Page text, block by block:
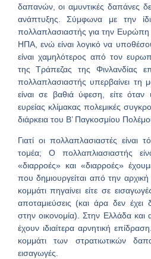
δαπανών, οι αμυντικές δαπάνες
ανάπτυξης. Σύμφωνα με την
πολλαπλασιαστής για την Ευρώπη
ΗΠΑ, ενώ είναι λογικό να
είναι χαμηλότερος από τον
της Τράπεζας της Φινλανδίας
πολλαπλασιαστής υπερβαίνει τη
είναι σε βαθιά ύφεση, είτε όταν
ευρείας κλίμακας πολεμικές
διάρκεια του Β’ Παγκοσμίου
Γιατί οι πολλαπλασιαστές είναι
τομέα; Ο πολλαπλιασιαστής
«διαρροές» και «διαρροές»
που δημιουργείται από την
κομμάτι πηγαίνει είτε σε
αποταμιεύσεις (και άρα δεν έχει
στην οικονομία). Στην Ελλάδα και
έχουν ιδιαίτερα αρνητική
κομμάτι των στρατιωτικών
εισαγωγές.